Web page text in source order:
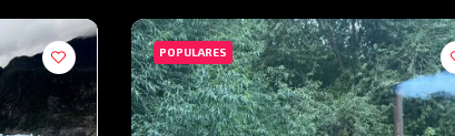
POPULARES